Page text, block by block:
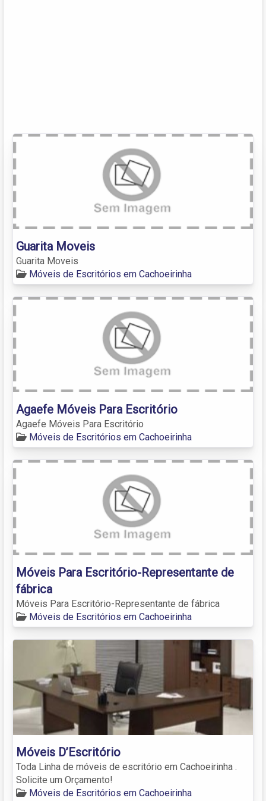
Guarita Moveis
Guarita Moveis
Móveis de Escritórios em Cachoeirinha
Agaefe Móveis Para Escritório
Agaefe Móveis Para Escritório
Móveis de Escritórios em Cachoeirinha
Móveis Para Escritório-Representante de
fábrica
Móveis Para Escritório-Representante de fábrica
Móveis de Escritórios em Cachoeirinha
Móveis D’Escritório
Toda Linha de móveis de escritório em Cachoeirinha .
Solicite um Orçamento!
Móveis de Escritórios em Cachoeirinha